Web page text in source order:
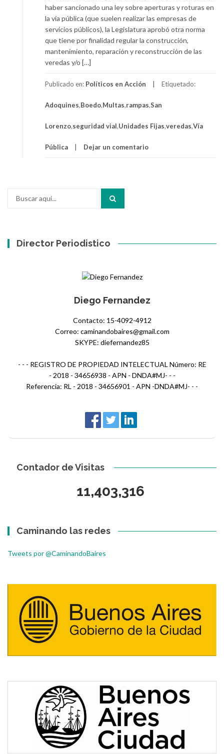
haber sancionado una ley sobre aperturas y roturas en
la vía pública (que suelen realizar las empresas de
servicios públicos), la Legislatura aprobó otra norma
que tiene por finalidad regular la construcción,
mantenimiento, reparación y reconstrucción de las
veredas y/o […]
Publicado en: Políticos en Acción Etiquetado:
Adoquines,Boedo,Multas,rampas,San
Lorenzo,seguridad vial,Unidades Fijas,veredas,Vía
Pública Dejar un comentario
Director Periodistico
Diego Fernandez
Contacto: 15-4092-4912
Correo: caminandobaires@gmail.com
SKYPE: diefernandez85
- - - REGISTRO DE PROPIEDAD INTELECTUAL Número: RE
- 2018 - 34656938 - APN - DNDA#MJ- - -
Referencia: RL - 2018 - 34656901 - APN -DNDA#MJ- - -
Contador de Visitas
11,403,316
Caminando las redes
Tweets por @CaminandoBaires